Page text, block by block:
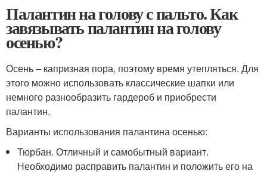
Палантин на голову с пальто. Как
завязывать палантин на голову
осенью?
Осень – капризная пора, поэтому время утепляться. Для
этого можно использовать классические шапки или
немного разнообразить гардероб и приобрести
палантин.
Варианты использования палантина осенью:
Тюрбан. Отличный и самобытный вариант.
Необходимо расправить палантин и положить его на